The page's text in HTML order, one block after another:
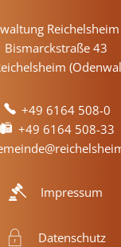
Bismarckstraße 43
+49 6164 508-0
+49 6164 508-33
Impressum
Datenschutz